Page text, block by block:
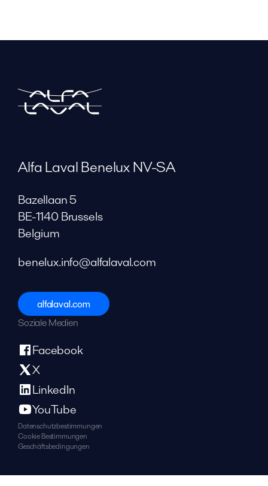
Alfa Laval Benelux NV-SA
Bazellaan 5
BE-1140 Brussels
Belgium
benelux.info@alfalaval.com
alfalaval.com
Soziale Medien
Facebook
X
LinkedIn
YouTube
Datenschutzbestimmungen
Cookie Bestimmungen
Geschäftsbedingungen